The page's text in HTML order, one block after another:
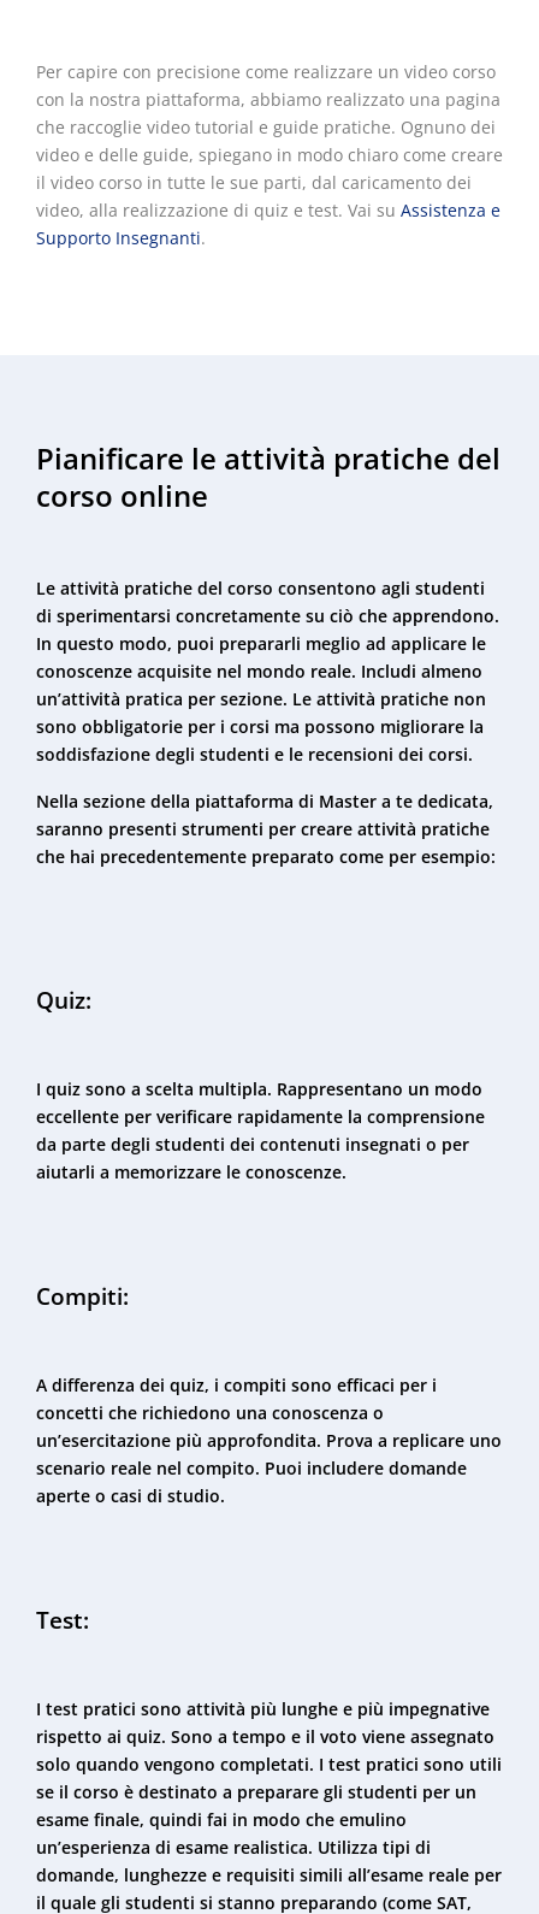
Per capire con precisione come realizzare un video corso
con la nostra piattaforma, abbiamo realizzato una pagina
che raccoglie video tutorial e guide pratiche. Ognuno dei
video e delle guide, spiegano in modo chiaro come creare
il video corso in tutte le sue parti, dal caricamento dei
video, alla realizzazione di quiz e test. Vai su Assistenza e
Supporto Insegnanti.
Pianificare le attività pratiche del
corso online
Le attività pratiche del corso consentono agli studenti
di sperimentarsi concretamente su ciò che apprendono.
In questo modo, puoi prepararli meglio ad applicare le
conoscenze acquisite nel mondo reale. Includi almeno
un’attività pratica per sezione. Le attività pratiche non
sono obbligatorie per i corsi ma possono migliorare la
soddisfazione degli studenti e le recensioni dei corsi.
Nella sezione della piattaforma di Master a te dedicata,
saranno presenti strumenti per creare attività pratiche
che hai precedentemente preparato come per esempio:
Quiz:
I quiz sono a scelta multipla. Rappresentano un modo
eccellente per verificare rapidamente la comprensione
da parte degli studenti dei contenuti insegnati o per
aiutarli a memorizzare le conoscenze.
Compiti:
A differenza dei quiz, i compiti sono efficaci per i
concetti che richiedono una conoscenza o
un’esercitazione più approfondita. Prova a replicare uno
scenario reale nel compito. Puoi includere domande
aperte o casi di studio.
Test:
I test pratici sono attività più lunghe e più impegnative
rispetto ai quiz. Sono a tempo e il voto viene assegnato
solo quando vengono completati. I test pratici sono utili
se il corso è destinato a preparare gli studenti per un
esame finale, quindi fai in modo che emulino
un’esperienza di esame realistica. Utilizza tipi di
domande, lunghezze e requisiti simili all’esame reale per
il quale gli studenti si stanno preparando (come SAT,